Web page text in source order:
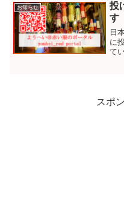
お知らせ
投
す
日
に
て
スポ